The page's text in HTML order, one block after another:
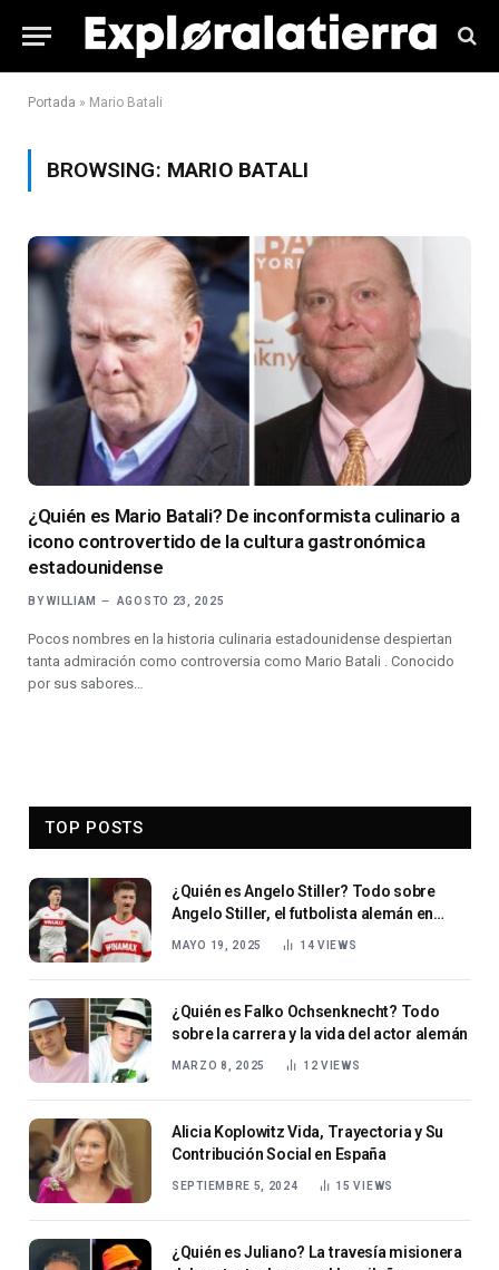
Portada » Mario Batali
BROWSING: MARIO BATALI
¿Quién es Mario Batali? De inconformista culinario a
icono controvertido de la cultura gastronómica
estadounidense
BY WILLIAM AGOSTO 23, 2025
Pocos nombres en la historia culinaria estadounidense despiertan
tanta admiración como controversia como Mario Batali . Conocido
por sus sabores…
TOP POSTS
¿Quién es Angelo Stiller? Todo sobre
Angelo Stiller, el futbolista alemán en
ascenso que está dejando huella en
MAYO 19, 2025 14 VIEWS
¿Quién es Falko Ochsenknecht? Todo
sobre la carrera y la vida del actor alemán
MARZO 8, 2025 12 VIEWS
Alicia Koplowitz Vida, Trayectoria y Su
Contribución Social en España
SEPTIEMBRE 5, 2024 15VIEWS
¿Quién es Juliano? La travesía misionera